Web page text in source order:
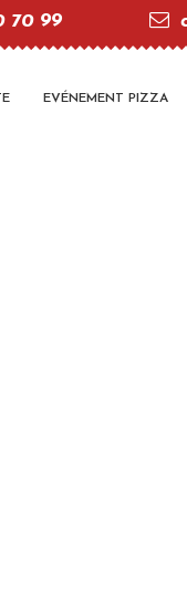
70 99
EVÉNEMENT PIZZA